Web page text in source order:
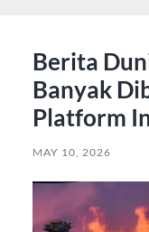
Berita
Banyak
Platform
MAY 10, 2026